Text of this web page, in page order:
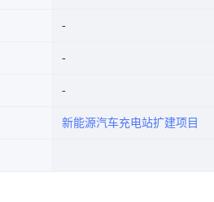
新能源汽车充电站扩建项目